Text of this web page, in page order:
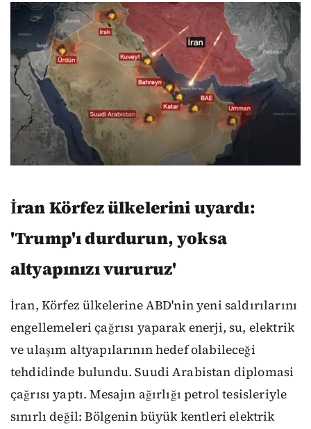
İran Körfez ülkelerini uyardı:
'Trump'ı durdurun, yoksa
altyapınızı vururuz'
İran, Körfez ülkelerine ABD'nin yeni saldırılarını
engellemeleri çağrısı yaparak enerji, su, elektrik
ve ulaşım altyapılarının hedef olabileceği
tehdidinde bulundu. Suudi Arabistan diplomasi
çağrısı yaptı. Mesajın ağırlığı petrol tesisleriyle
sınırlı değil: Bölgenin büyük kentleri elektrik